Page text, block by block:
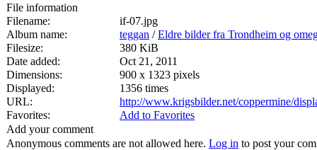
File information
Filename:
if-07.jpg
Album name:
teggan /Eldre bilder fra Trondheim og
Filesize:
380 KiB
Date added:
Oct 21, 2011
Dimensions:
900 x 1323 pixels
Displayed:
1356 times
URL:
http://www.krigsbilder.net/coppermine/
Favorites:
Add to Favorites
Add your comment
Anonymous comments are not allowed here. Log in to post your